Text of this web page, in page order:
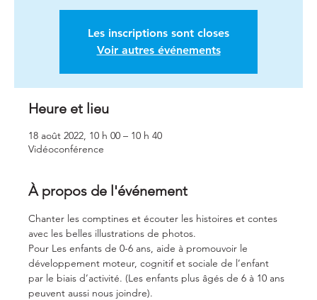
Les inscriptions sont closes
Voir autres événements
Heure et lieu
18 août 2022, 10 h 00 – 10 h 40
Vidéoconférence
À propos de l'événement
Chanter les comptines et écouter les histoires et contes
avec les belles illustrations de photos.
Pour Les enfants de 0-6 ans, aide à promouvoir le
développement moteur, cognitif et sociale de l’enfant
par le biais d’activité. (Les enfants plus âgés de 6 à 10 ans
peuvent aussi nous joindre).